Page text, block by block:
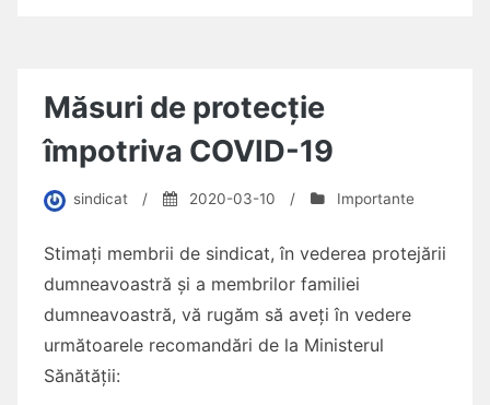
Măsuri de protecție
împotriva COVID-19
sindicat / 2020-03-10 / Importante
Stimați membrii de sindicat, în vederea protejării
dumneavoastră și a membrilor familiei
dumneavoastră, vă rugăm să aveți în vedere
următoarele recomandări de la Ministerul
Sănătății: